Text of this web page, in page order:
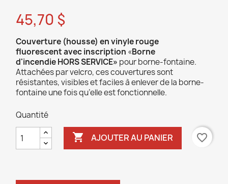
45,70 $
Couverture (housse) en vinyle rouge
fluorescent avec inscription «Borne
d'incendie HORS SERVICE» pour borne-fontaine.
Attachées par velcro, ces couvertures sont
résistantes, visibles et faciles à enlever de la borne-
fontaine une fois qu’elle est fonctionnelle.
Quantité
 AJOUTER AU PANIER favorite_border